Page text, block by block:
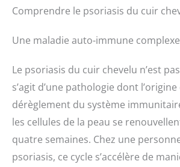
Comprendre le psoriasis du cuir
Une maladie auto-immune complexe
Le psoriasis du cuir chevelu n’est
s’agit d’une pathologie dont
dérèglement du système
les cellules de la peau se
quatre semaines. Chez une
psoriasis, ce cycle s’accélère de